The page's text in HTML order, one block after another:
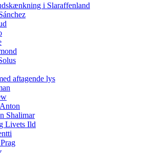
i Slaraffenland
aftagende lys
Shalimar
Livets Ild